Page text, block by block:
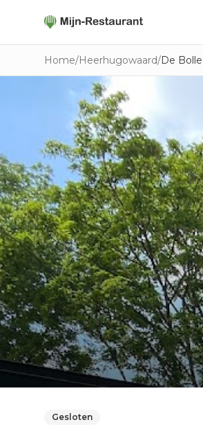
Home/Heerhugowaard/De
Gesloten